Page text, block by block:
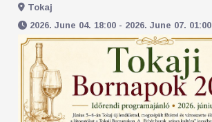
Tokaj
2026. June 04. 18:00 - 2026. June 07. 01:00